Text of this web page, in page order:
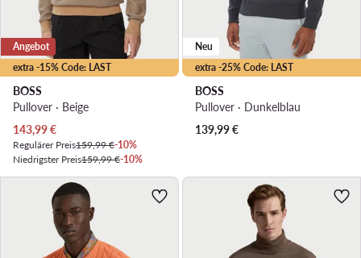
extra -15% Code: LAST
Angebot
BOSS
Pullover · Beige
Aktueller Preis
143,99€
Regulärer Preis159,99 €-10%
Niedrigster Preis159,99 €-10%
extra -25% Code: LAST
Neu
BOSS
Pullover · Dunkelblau
139,99€